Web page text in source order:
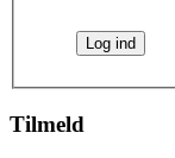
Tilmeld